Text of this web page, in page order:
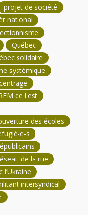
projet de société
national
Québec
solidaire
systémique
de l'est
des écoles
e-s
de la rue
intersyndical